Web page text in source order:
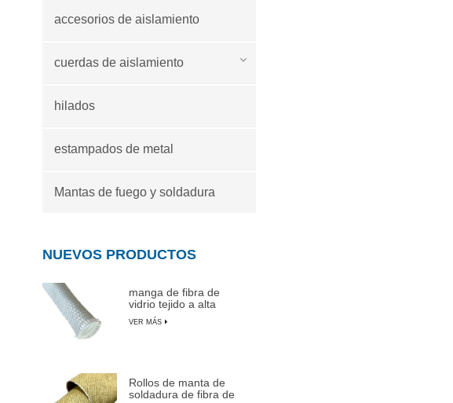
accesorios de aislamiento
cuerdas de aislamiento
hilados
estampados de metal
Mantas de fuego y soldadura
NUEVOS PRODUCTOS
manga de fibra de
vidrio tejido a alta
temperatura
VER MÁS
Rollos de manta de
soldadura de fibra de